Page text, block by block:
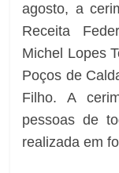
agosto, a
Receita
Michel Lopes
Poços de
Filho. A
pessoas de
realizada em